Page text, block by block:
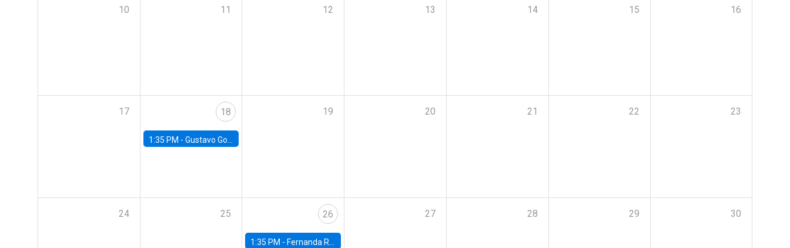
10 11 12 13 14 15 16
17 18
1:35 PM - Gustavo González, Banco Central de Chile
19 20 21 22 23
24 25 26
1:35 PM - Fernanda Rojas Ampuero, University of Wisconsin-Madison
27 28 29 30